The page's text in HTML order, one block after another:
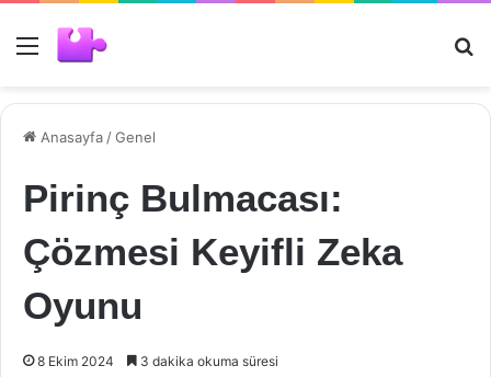
Menü
Anasayfa /Genel
Pirinç Bulmacası:
Çözmesi Keyifli Zeka
Oyunu
8 Ekim 2024 3 dakika okuma süresi